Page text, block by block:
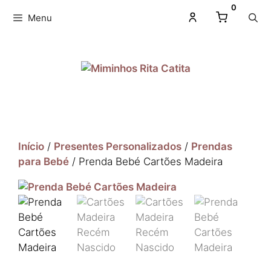
0
Menu
Início / Presentes Personalizados / Prendas
para Bebé / Prenda Bebé Cartões Madeira